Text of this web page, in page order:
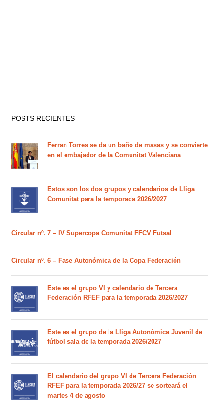
POSTS RECIENTES
Ferran Torres se da un baño de masas y se convierte
en el embajador de la Comunitat Valenciana
Estos son los dos grupos y calendarios de Lliga
Comunitat para la temporada 2026/2027
Circular nº. 7 – IV Supercopa Comunitat FFCV Futsal
Circular nº. 6 – Fase Autonómica de la Copa Federación
Este es el grupo VI y calendario de Tercera
Federación RFEF para la temporada 2026/2027
Este es el grupo de la Lliga Autonòmica Juvenil de
fútbol sala de la temporada 2026/2027
El calendario del grupo VI de Tercera Federación
RFEF para la temporada 2026/27 se sorteará el
martes 4 de agosto